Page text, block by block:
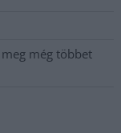
még többet